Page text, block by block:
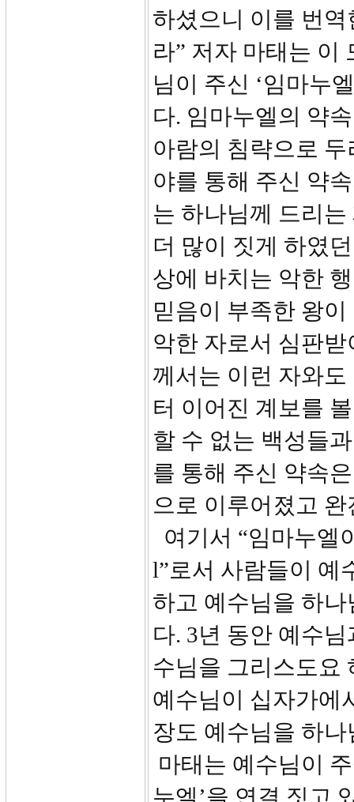
하셨으니 이를 번
라” 저자 마태는 이
님이 주신 ‘임마누
다. 임마누엘의 약
아람의 침략으로
야를 통해 주신 약
는 하나님께 드리
더 많이 짓게 하였
상에 바치는 악한
믿음이 부족한 왕
악한 자로서 심판
께서는 이런 자와
터 이어진 계보를
할 수 없는 백성들
를 통해 주신 약속
으로 이루어졌고
여기서 “임마누엘
l”로서 사람들이 예
하고 예수님을 하
다. 3년 동안 예수
수님을 그리스도요
예수님이 십자가에
장도 예수님을 하
마태는 예수님이
누엘’을 연결 짓고